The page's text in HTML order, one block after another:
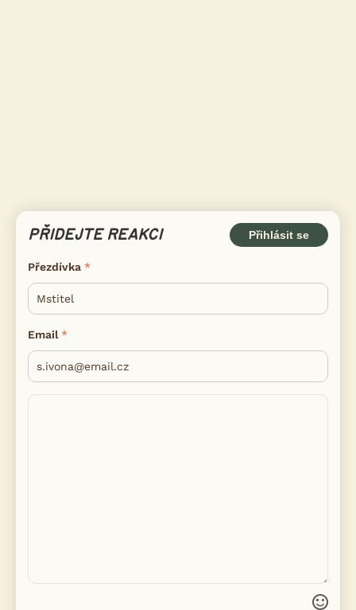
PŘIDEJTE REAKCI Přihlásit se
Přezdívka
Email